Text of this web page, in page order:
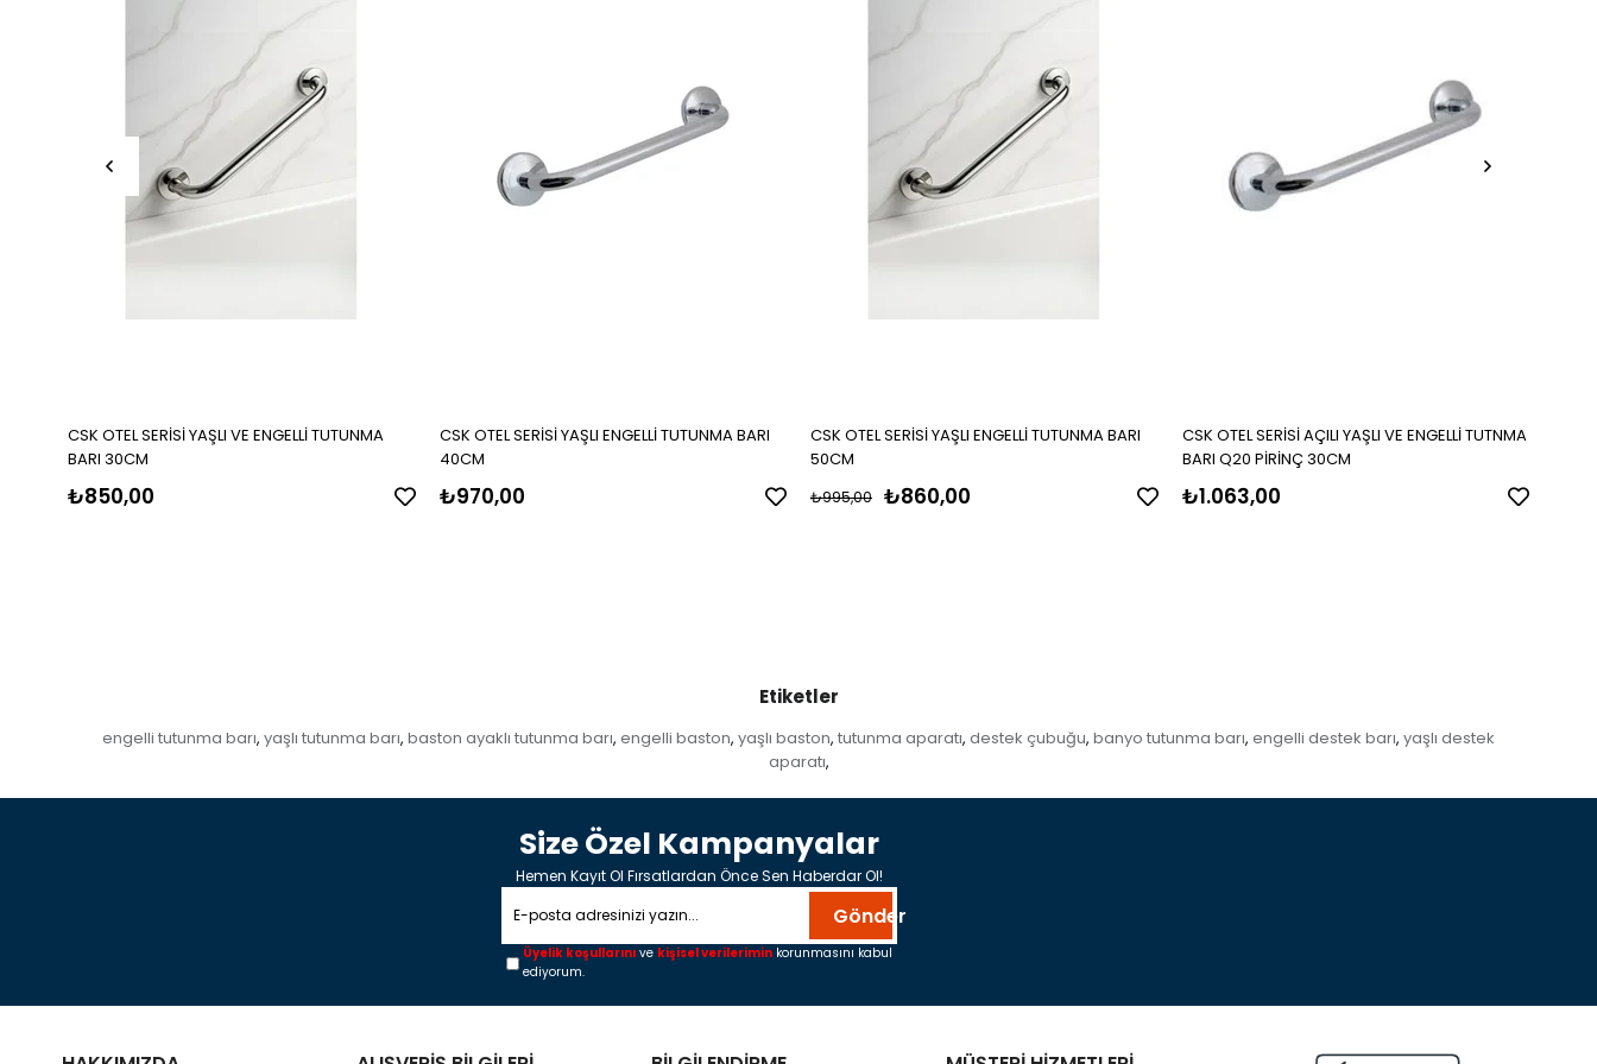
CSK OTEL SERİSİ YAŞLI VE ENGELLİ TUTUNMA
BARI 30CM
₺850,00
CSK OTEL SERİSİ YAŞLI ENGELLİ TUTUNMA BARI
40CM
₺970,00
CSK OTEL SERİSİ YAŞLI ENGELLİ TUTUNMA BARI
50CM
₺860,00
₺995,00
CSK OTEL SERİSİ AÇILI YAŞLI VE ENGELLİ TUTNMA
BARI Q20 PİRİNÇ 30CM
₺1.063,00
Etiketler
engelli tutunma barı, yaşlı tutunma barı, baston ayaklı tutunma barı, engelli baston, yaşlı baston, tutunma aparatı, destek çubuğu, banyo tutunma barı, engelli destek barı, yaşlı destek
aparatı,
Size Özel Kampanyalar
Hemen Kayıt Ol Fırsatlardan Önce Sen Haberdar Ol!
Gönder
Üyelik koşullarını ve kişisel verilerimin korunmasını kabul
ediyorum.